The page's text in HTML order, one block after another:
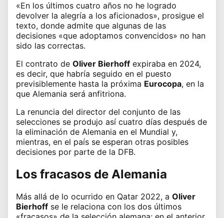
«En los últimos cuatro años no he logrado
devolver la alegría a los aficionados», prosigue el
texto, donde admite que algunas de las
decisiones «que adoptamos convencidos» no han
sido las correctas.
El contrato de Oliver Bierhoff expiraba en 2024,
es decir, que habría seguido en el puesto
previsiblemente hasta la próxima Eurocopa, en la
que Alemania será anfitriona.
La renuncia del director del conjunto de las
selecciones se produjo así cuatro días después de
la eliminación de Alemania en el Mundial y,
mientras, en el país se esperan otras posibles
decisiones por parte de la DFB.
Los fracasos de Alemania
Más allá de lo ocurrido en Qatar 2022, a Oliver
Bierhoff se le relaciona con los dos últimos